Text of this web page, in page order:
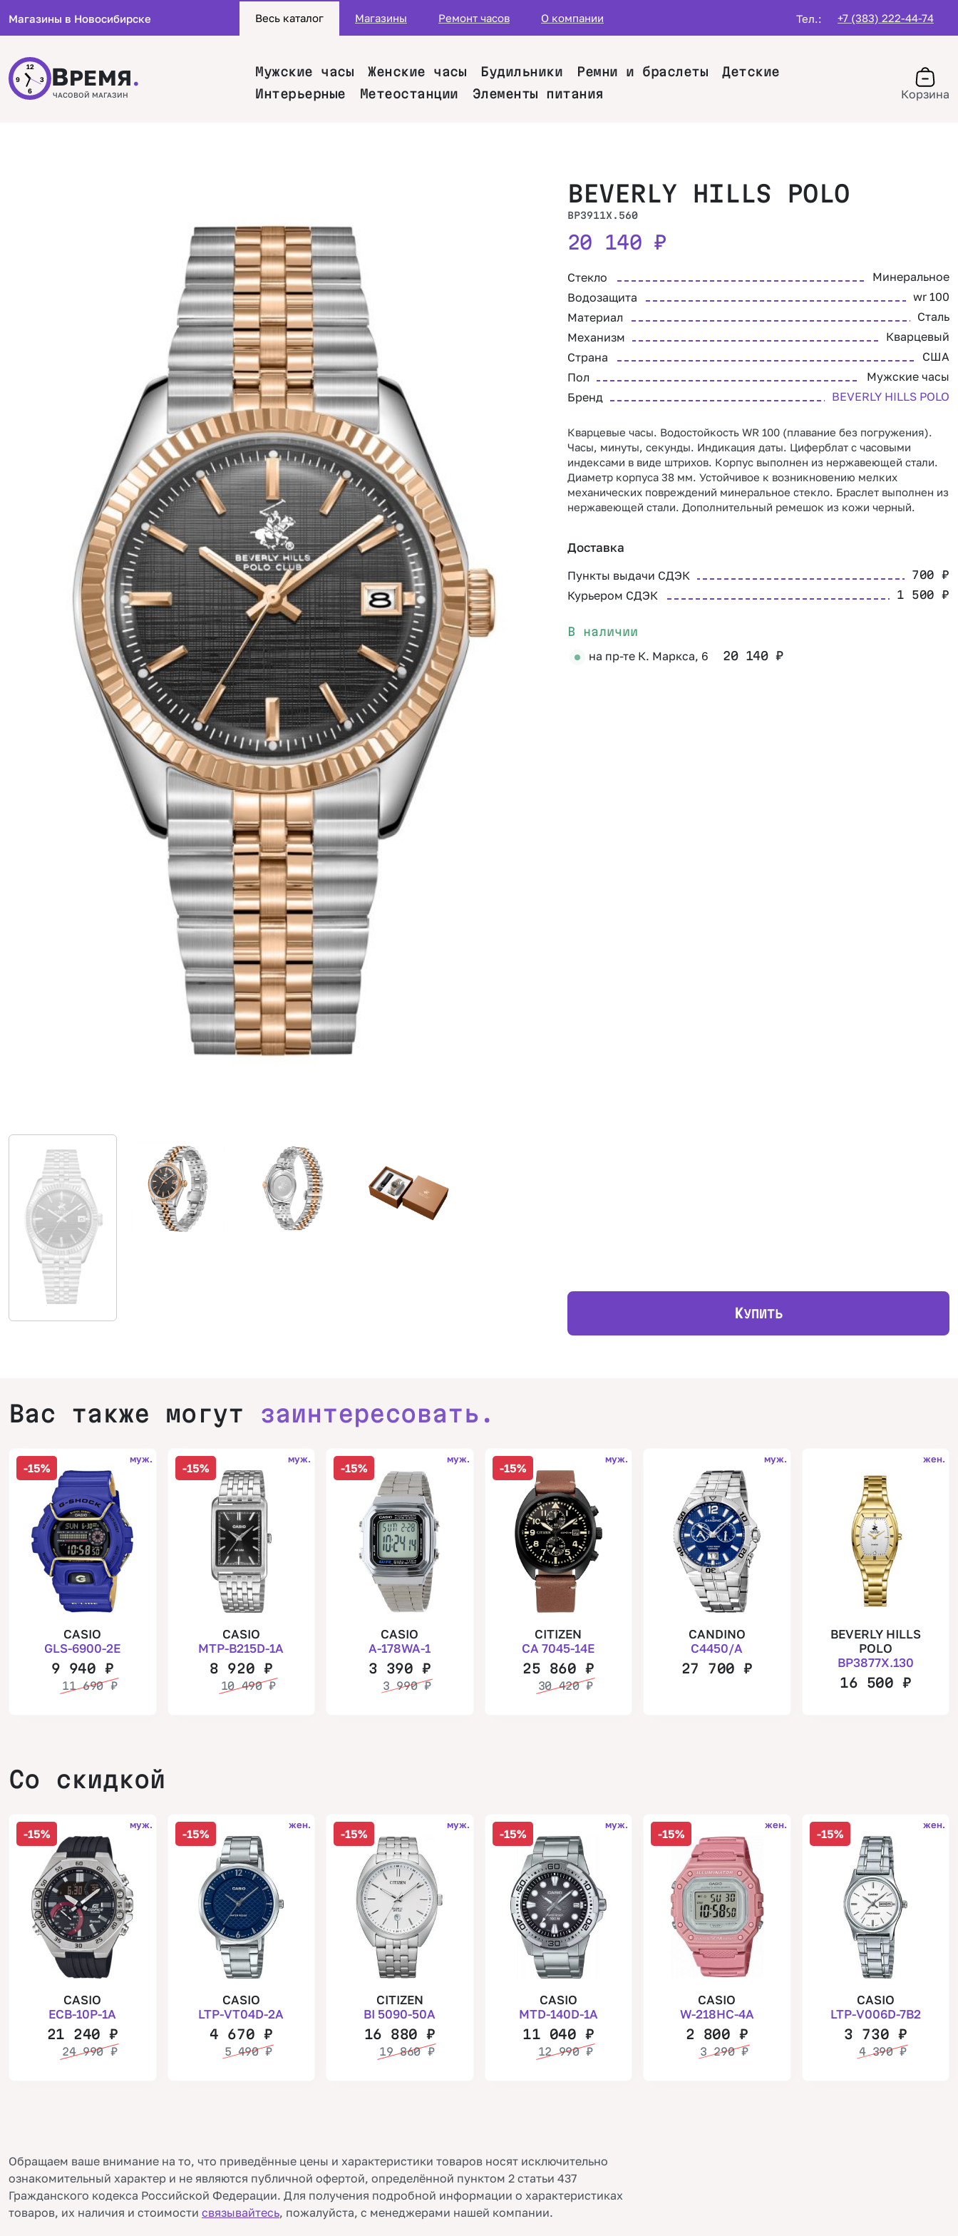
Магазины в Новосибирске Весь каталог Магазины Ремонт часов О компании Тел.: +7 (383) 222-44-74
12
3
6
9 ВРЕМЯ.
ЧАСОВОЙ МАГАЗИН
Мужские часы Женские часы Будильники Ремни и браслеты
Детские
Интерьерные
Метеостанции Элементы питания Корзина
BEVERLY HILLS POLO
BP3911X.560
20 140 ₽
Стекло
Минеральное
Водозащита
wr 100
Материал
Сталь
Механизм
Кварцевый
Страна
США
Пол
Мужские часы
Бренд
BEVERLY HILLS POLO
Кварцевые часы. Водостойкость WR 100 (плавание без погружения).
Часы, минуты, секунды. Индикация даты. Циферблат с часовыми
индексами в виде штрихов. Корпус выполнен из нержавеющей стали.
Диаметр корпуса 38 мм. Устойчивое к возникновению мелких
механических повреждений минеральное стекло. Браслет выполнен из
нержавеющей стали. Дополнительный ремешок из кожи черный.
Доставка
Пункты выдачи СДЭК 700₽
Курьером СДЭК 1 500₽
В наличии
на пр-те К. Маркса, 6 20 140₽
КУПИТЬ
Вас также могут заинтересовать.
-15%
муж.
CASIO
GLS-6900-2E
9 940₽
11 690 ₽
-15%
муж.
CASIO
MTP-B215D-1A
8 920 ₽
10 490₽
-15%
муж.
CASIO
A-178WA-1
3 390₽
3 990₽
-15%
муж.
CITIZEN
CA 7045-14E
25 860 ₽
30 420₽
муж.
CANDINO
C4450/A
27 700₽
жен.
BEVERLY HILLS
POLO
BP3877X.130
16 500 ₽
Со скидкой
-15%
муж.
CASIO
ECB-10P-1A
21 240₽
24 990 ₽
-15%
жен.
CASIO
LTP-VT04D-2A
4 670 ₽
5 490₽
-15%
муж.
CITIZEN
BI 5090-50A
16 880₽
19 860 ₽
-15%
муж.
CASIO
MTD-140D-1A
11 040 ₽
12 990₽
-15%
жен.
CASIO
W-218HC-4A
2 800₽
3 290₽
-15%
жен.
CASIO
LTP-V006D-7B2
3 730 ₽
4 390₽
Обращаем ваше внимание на то, что приведённые цены и характеристики товаров носят исключительно
ознакомительный характер и не являются публичной офертой, определённой пунктом 2 статьи 437
Гражданского кодекса Российской Федерации. Для получения подробной информации о характеристиках
товаров, их наличия и стоимости связывайтесь, пожалуйста, с менеджерами нашей компании.